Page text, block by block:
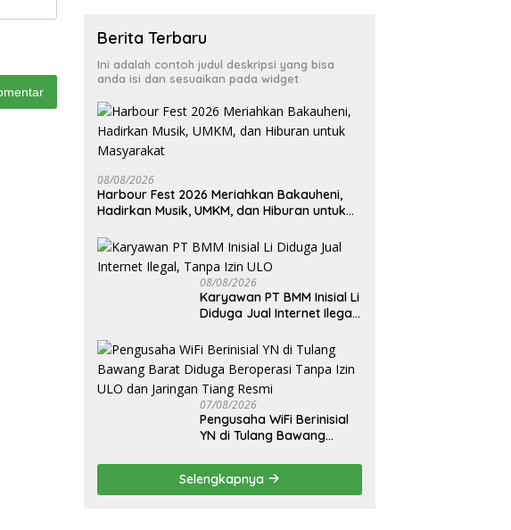
Berita Terbaru
Ini adalah contoh judul deskripsi yang bisa
anda isi dan sesuaikan pada widget
08/08/2026
Harbour Fest 2026 Meriahkan Bakauheni,
Hadirkan Musik, UMKM, dan Hiburan untuk
08/08/2026
Karyawan PT BMM Inisial Li
Diduga Jual Internet Ilegal,
07/08/2026
Pengusaha WiFi Berinisial
YN di Tulang Bawang
Tanpa Izin ULO dan
Jaringan Tiang Resmi
Selengkapnya